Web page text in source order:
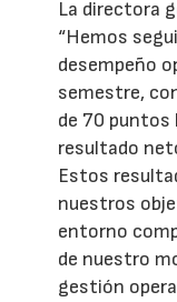
La directora
“Hemos
desempeño
semestre,
de 70 puntos
resultado
Estos
nuestros
entorno
de nuestro
gestión